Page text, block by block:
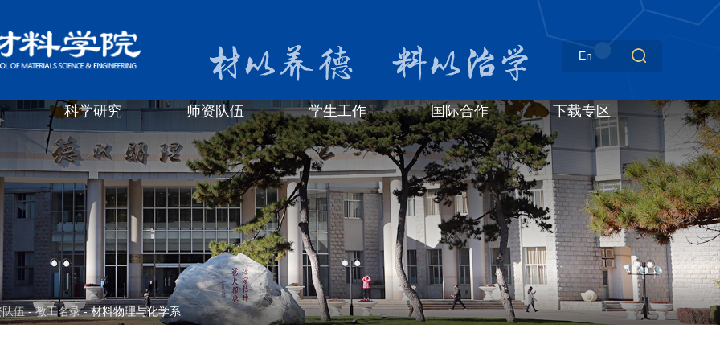
En
科学研究 师资队伍 学生工作 国际合作 下载专区
队伍-教工名录- 材料物理与化学系